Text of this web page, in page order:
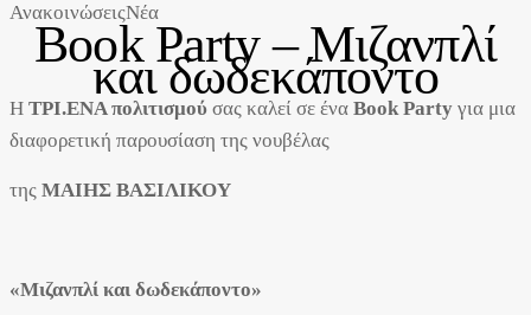
ΑνακοινώσειςΝέα
Book Party – Μιζανπλί
και δωδεκάποντο
H ΤΡΙ.ΕΝΑ πολιτισμού σας καλεί σε ένα Book Party για μια
διαφορετική παρουσίαση της νουβέλας
της ΜΑΙΗΣ ΒΑΣΙΛΙΚΟΥ
«Μιζανπλί και δωδεκάποντο»